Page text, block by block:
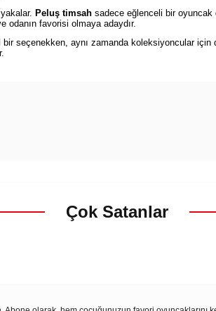
Peluş timsah sadece eğlenceli bir oyuncak
odanın favorisi olmaya adaydır.
seçenekken, aynı zamanda koleksiyoncular
Çok Satanlar